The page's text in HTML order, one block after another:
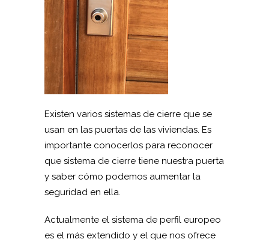
Existen varios sistemas de cierre que se
usan en las puertas de las viviendas. Es
importante conocerlos para reconocer
que sistema de cierre tiene nuestra puerta
y saber cómo podemos aumentar la
seguridad en ella.
Actualmente el sistema de perfil europeo
es el más extendido y el que nos ofrece